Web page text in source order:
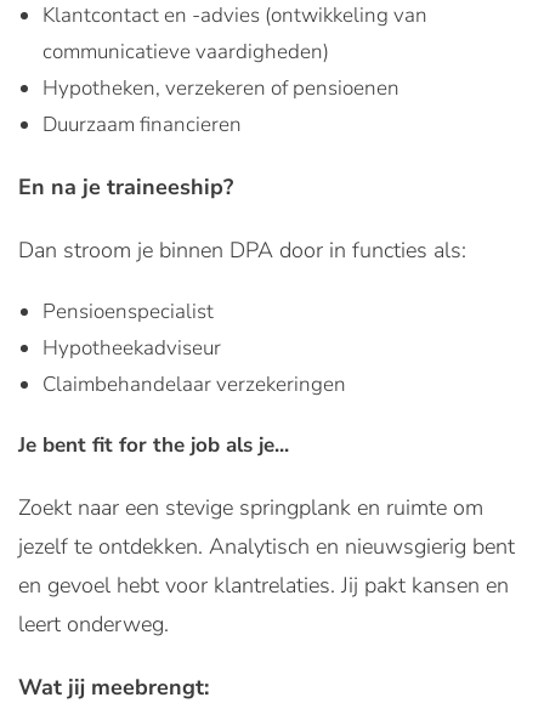
Klantcontact en -advies (ontwikkeling van
communicatieve vaardigheden)
Hypotheken, verzekeren of pensioenen
Duurzaam financieren
En na je traineeship?
Dan stroom je binnen DPA door in functies als:
Pensioenspecialist
Hypotheekadviseur
Claimbehandelaar verzekeringen
Je bent fit for the job als je...
Zoekt naar een stevige springplank en ruimte om
jezelf te ontdekken. Analytisch en nieuwsgierig bent
en gevoel hebt voor klantrelaties. Jij pakt kansen en
leert onderweg.
Wat jij meebrengt: